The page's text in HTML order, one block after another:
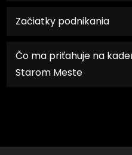
Začiatky podnikania
Čo ma priťahuje na
Starom Meste